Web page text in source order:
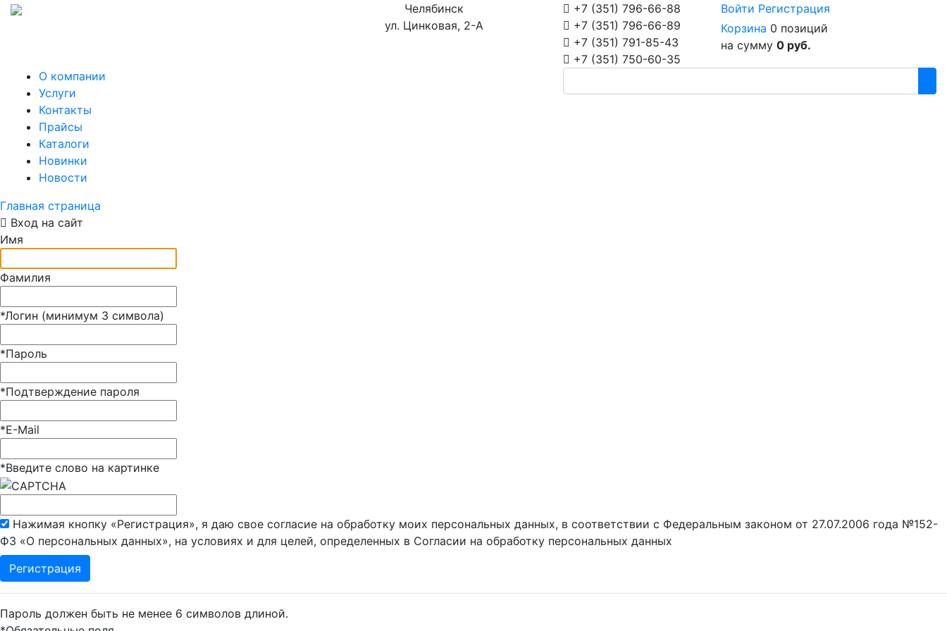
Челябинск
ул. Цинковая, 2-А
+7 (351) 796-66-88
+7 (351) 796-66-89
+7 (351) 791-85-43
+7 (351) 750-60-35
Войти Регистрация
Корзина 0 позиций
на сумму 0 руб.
О компании
Услуги
Контакты
Прайсы
Каталоги
Новинки
Новости
Главная страница
Вход на сайт
Имя
Фамилия
*Логин (минимум 3 символа)
*Пароль
*Подтверждение пароля
*E-Mail
*Введите слово на картинке
Нажимая кнопку «Регистрация», я даю свое согласие на обработку моих персональных данных, в соответствии с Федеральным законом от 27.07.2006 года №152-
ФЗ «О персональных данных», на условиях и для целей, определенных в Согласии на обработку персональных данных
Пароль должен быть не менее 6 символов длиной.